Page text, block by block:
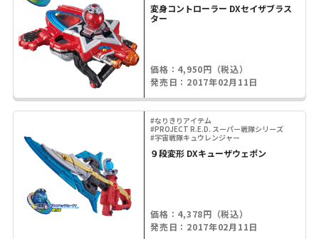
変身コントローラー DXセイザブラス
ター
価格：4,950円（税込）
発売日：2017年02月11日
#なりきりアイテム
#PROJECT R.E.D. スーパー戦隊シリーズ
#宇宙戦隊キュウレンジャー
９段変形 DXキューザウェポン
価格：4,378円（税込）
発売日：2017年02月11日